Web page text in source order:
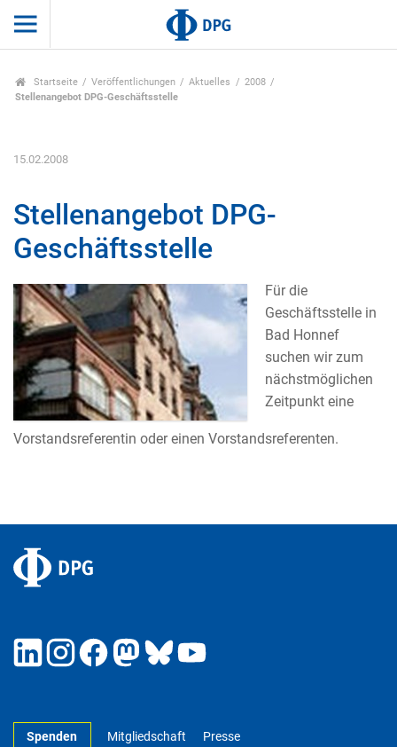
Startseite Veröffentlichungen Aktuelles
2008
Stellenangebot DPG-Geschäftsstelle
15.02.2008
Stellenangebot DPG-
Geschäftsstelle
Für die
Geschäftsstelle in
Bad Honnef
suchen wir zum
nächstmöglichen
Zeitpunkt eine
Vorstandsreferentin oder einen Vorstandsreferenten.
Spenden Mitgliedschaft Presse